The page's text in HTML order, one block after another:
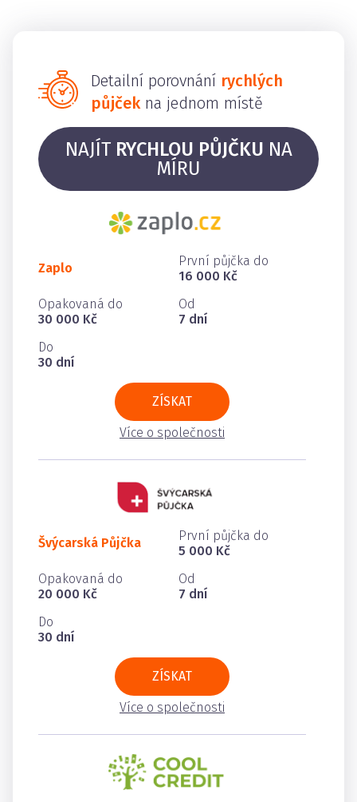
Detailní porovnání rychlých
půjčekna jednom místě
NAJÍT RYCHLOU PŮJČKU NA
MÍRU
Zaplo
První půjčka do
16 000 Kč
Opakovaná do
30 000 Kč
Od
7 dní
Do
30 dní
ZÍSKAT
Více o společnosti
Švýcarská Půjčka
První půjčka do
5 000 Kč
Opakovaná do
20 000 Kč
Od
7 dní
Do
30 dní
ZÍSKAT
Více o společnosti